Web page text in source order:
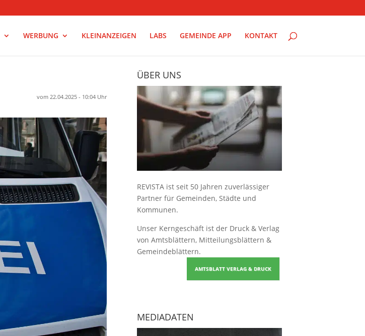
WERBUNG KLEINANZEIGEN LABS GEMEINDE APP KONTAKT
vom 22.04.2025 - 10:04 Uhr
ÜBER UNS
REVISTA ist seit 50 Jahren zuverlässiger
Partner für Gemeinden, Städte und
Kommunen.
Unser Kerngeschäft ist der Druck & Verlag
von Amtsblättern, Mitteilungsblättern &
Gemeindeblättern.
AMTSBLATT VERLAG & DRUCK
MEDIADATEN